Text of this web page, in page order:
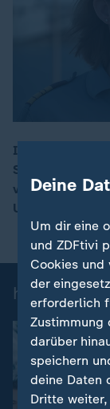
00:16
In Kiel bereiten
Seeminen in
vollständige
US-Militärs ein
heute-
Deine
Um dir eine
und ZDFtivi
Cookies und
der
erforderlich
Zustimmung
darüber
speichern
deine Daten
Dritte